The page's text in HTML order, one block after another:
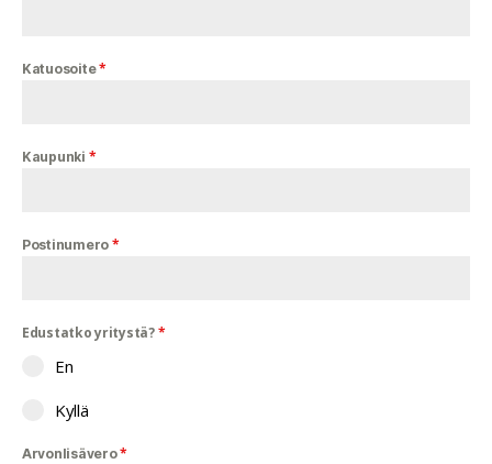
Katuosoite*
Kaupunki *
Postinumero *
Edustatko yritystä?*
En
Kyllä
Arvonlisävero*